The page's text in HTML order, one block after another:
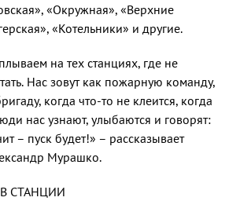
«Окружная», «Верхние
«Котельники» и другие.
на тех станциях, где не
Нас зовут как пожарную команду,
когда что-то не клеится, когда
нас узнают, улыбаются и говорят:
– пуск будет!» – рассказывает
Мурашко.
СТАНЦИИ